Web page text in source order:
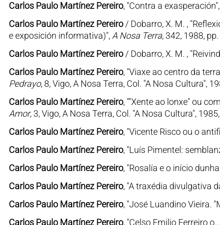
Carlos Paulo Martínez Pereiro, "Contra a
Carlos Paulo Martínez Pereiro/ Dobarro, X. M. ,
e exposición informativa)", A Nosa Terra, 342, 1988,
Carlos Paulo Martínez Pereiro/ Dobarro, X. M. ,
Carlos Paulo Martínez Pereiro, "Viaxe ao centro da
Pedrayo, 8, Vigo, A Nosa Terra, Col. "A Nosa Cultura",
Carlos Paulo Martínez Pereiro, ""Xente ao lonxe" ou
Amor, 3, Vigo, A Nosa Terra, Col. "A Nosa Cultura",
Carlos Paulo Martínez Pereiro, "Vicente Risco ou o
Carlos Paulo Martínez Pereiro, "Luís Pimentel:
Carlos Paulo Martínez Pereiro, "Rosalía e o início
Carlos Paulo Martínez Pereiro, "A traxédia divulgativa
Carlos Paulo Martínez Pereiro, "José Luandino Vieira.
Carlos Paulo Martínez Pereiro, "Celso Emilio Ferreiro